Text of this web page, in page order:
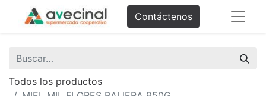
Contáctenos
Todos los productos